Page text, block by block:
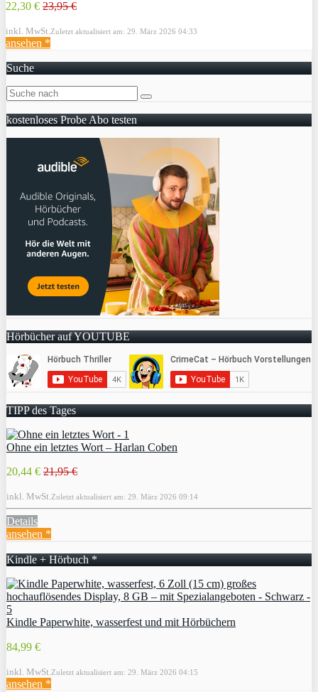
22,30 € 23,95 €
inkl. MwSt. Zuletzt aktualisiert am: 29. März 2026 04:33
ansehen *
Suche
kostenloses Probe Abo testen
Hörbücher auf YOUTUBE
TIPP des Tages
Ohne ein letztes Wort – Harlan Coben
20,44 € 21,95 €
inkl. MwSt. Zuletzt aktualisiert am: 29. März 2026 09:14
Details
ansehen *
Kindle + Hörbuch *
Kindle Paperwhite, wasserfest und mit Hörbüchern
84,99 €
inkl. MwSt. Zuletzt aktualisiert am: 29. März 2026 04:15
ansehen *